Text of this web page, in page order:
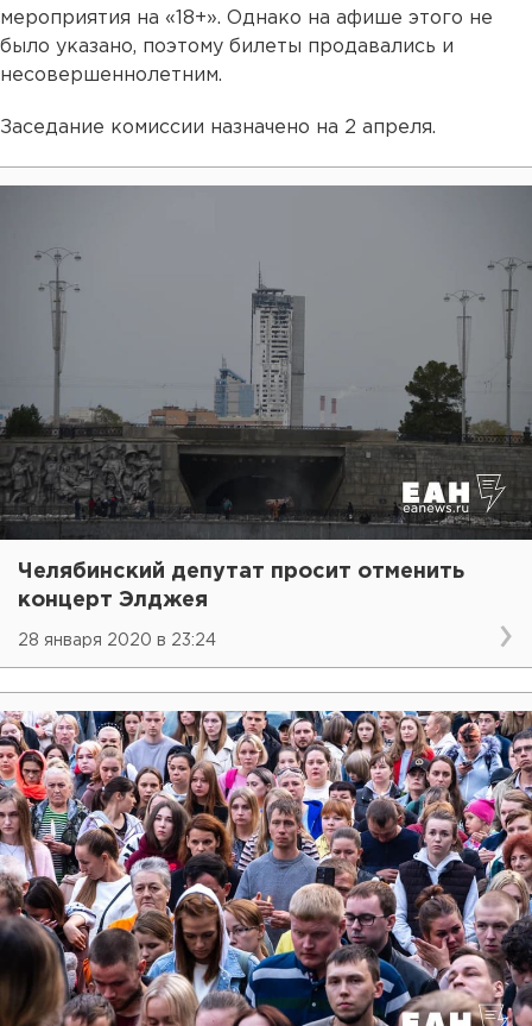
мероприятия на «18+». Однако на афише этого не
было указано, поэтому билеты продавались и
несовершеннолетним.
Заседание комиссии назначено на 2 апреля.
Челябинский депутат просит отменить
концерт Элджея
28 января 2020 в 23:24